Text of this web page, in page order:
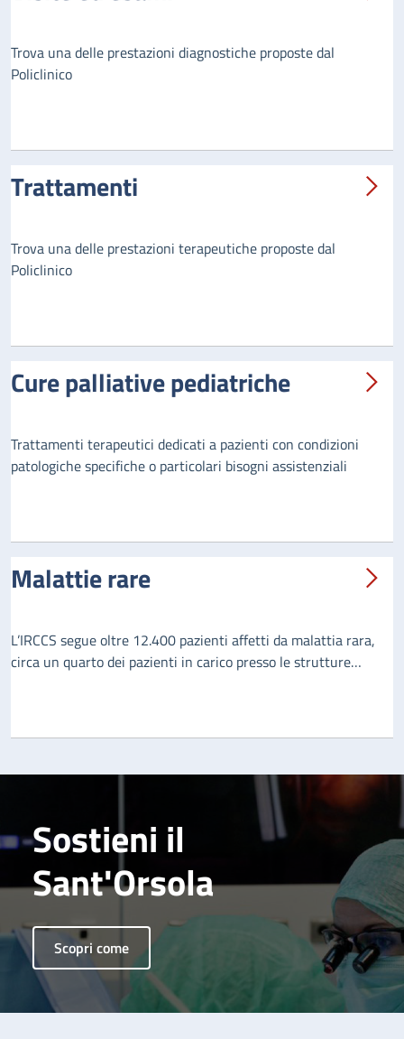
Trova una delle prestazioni diagnostiche proposte dal
Policlinico
Trattamenti
Trova una delle prestazioni terapeutiche proposte dal
Policlinico
Cure palliative pediatriche
Trattamenti terapeutici dedicati a pazienti con condizioni
patologiche specifiche o particolari bisogni assistenziali
Malattie rare
L’IRCCS segue oltre 12.400 pazienti affetti da malattia rara,
circa un quarto dei pazienti in carico presso le strutture
Sostieni il
Sant'Orsola
Scopri come